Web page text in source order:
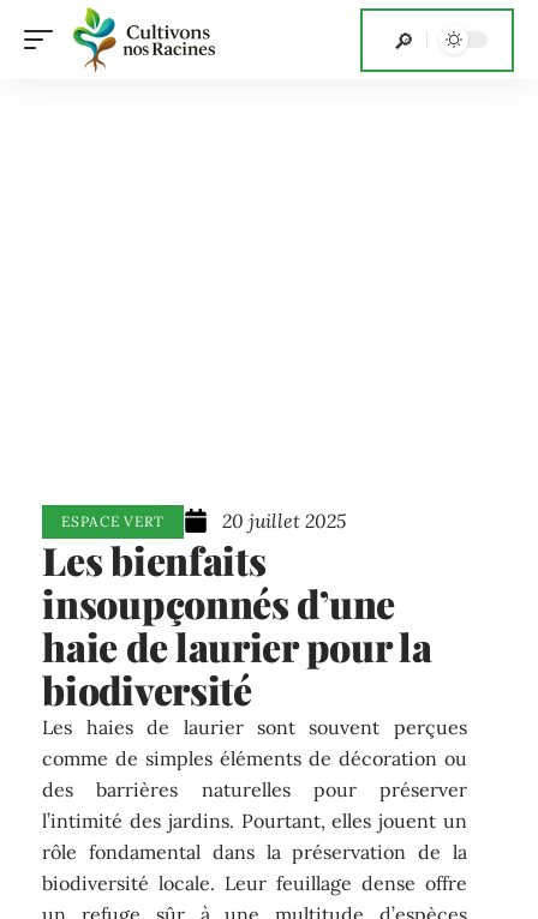
ESPACE VERT 20 juillet 2025
Les bienfaits
insoupçonnés d’une
haie de laurier pour la
biodiversité
Les haies de laurier sont souvent perçues
comme de simples éléments de décoration ou
des barrières naturelles pour préserver
l’intimité des jardins. Pourtant, elles jouent un
rôle fondamental dans la préservation de la
biodiversité locale. Leur feuillage dense offre